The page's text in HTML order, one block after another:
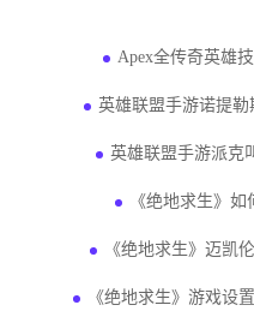
Apex全传奇英雄
英雄联盟手游诺提
英雄联盟手游派克
《绝地求生》
《绝地求生》迈凯
《绝地求生》游戏设